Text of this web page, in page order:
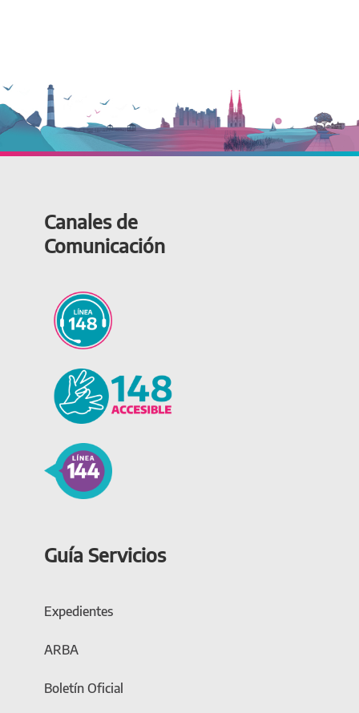
Canales de
Comunicación
Guía Servicios
Expedientes
ARBA
Boletín Oficial